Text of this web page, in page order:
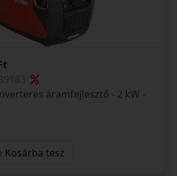
áramfejlesztő - 2 kW -
Kosárba tesz